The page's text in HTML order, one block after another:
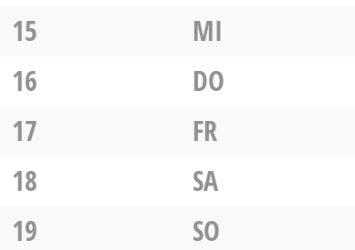
15
MI
16
DO
17
FR
18
SA
19
SO